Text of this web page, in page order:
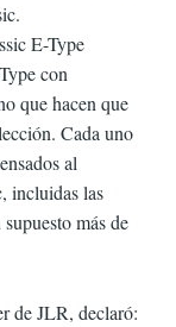
E-Type
con
que hacen que
Cada uno
al
incluidas las
más de
de JLR, declaró: